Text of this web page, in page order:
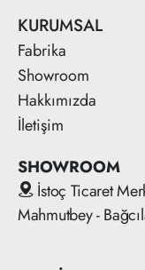
KURUMSAL
Fabrika
Showroom
Hakkımızda
İletişim
SHOWROOM
İstoç Ticaret
Mahmutbey -